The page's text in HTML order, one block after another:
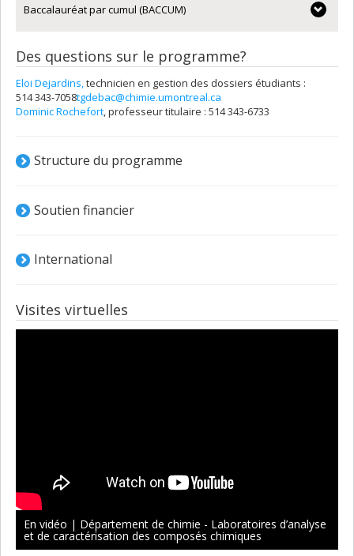
Baccalauréat par cumul (BACCUM)
Des questions sur le programme?
Eloi Dejardins,technicien en gestion des dossiers étudiants :
514 343-7058tgdebac@chimie.umontreal.ca
Dominic Rochefort, professeur titulaire : 514 343-6733
Structure du programme
Soutien financier
International
Visites virtuelles
En vidéo | Département de chimie - Laboratoires d’analyse
et de caractérisation des composés chimiques